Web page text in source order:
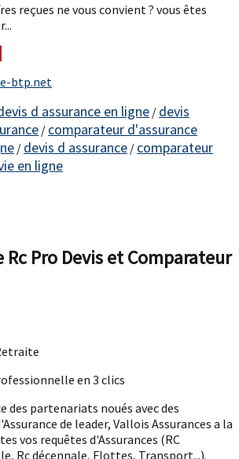
reçues ne vous convient ? vous êtes
btp.net
d assurance en ligne/ devis
/ comparateur d'assurance
/ devis d assurance / comparateur
en ligne
Rc Pro Devis et Comparateur
en 3 clics
des partenariats noués avec des
de leader, Vallois Assurances a la
vos requêtes d'Assurances (RC
Rc décennale, Flottes, Transport...).